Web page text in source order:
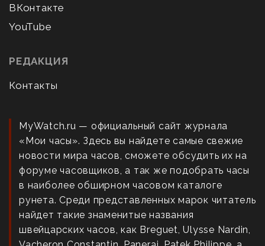
ВКонтакте
YouTube
РЕДАКЦИЯ
Контакты
MyWatch.ru — официальный сайт журнала
«Мои часы». Здесь вы найдете самые свежие
новости мира часов, сможете обсудить их на
форуме часовщиков, а так же подобрать часы
в наиболее обширном часовом каталоге
рунета. Среди представленных марок читатель
найдет такие знаменитые названия
швейцарских часов, как Breguet, Ulysse Nardin,